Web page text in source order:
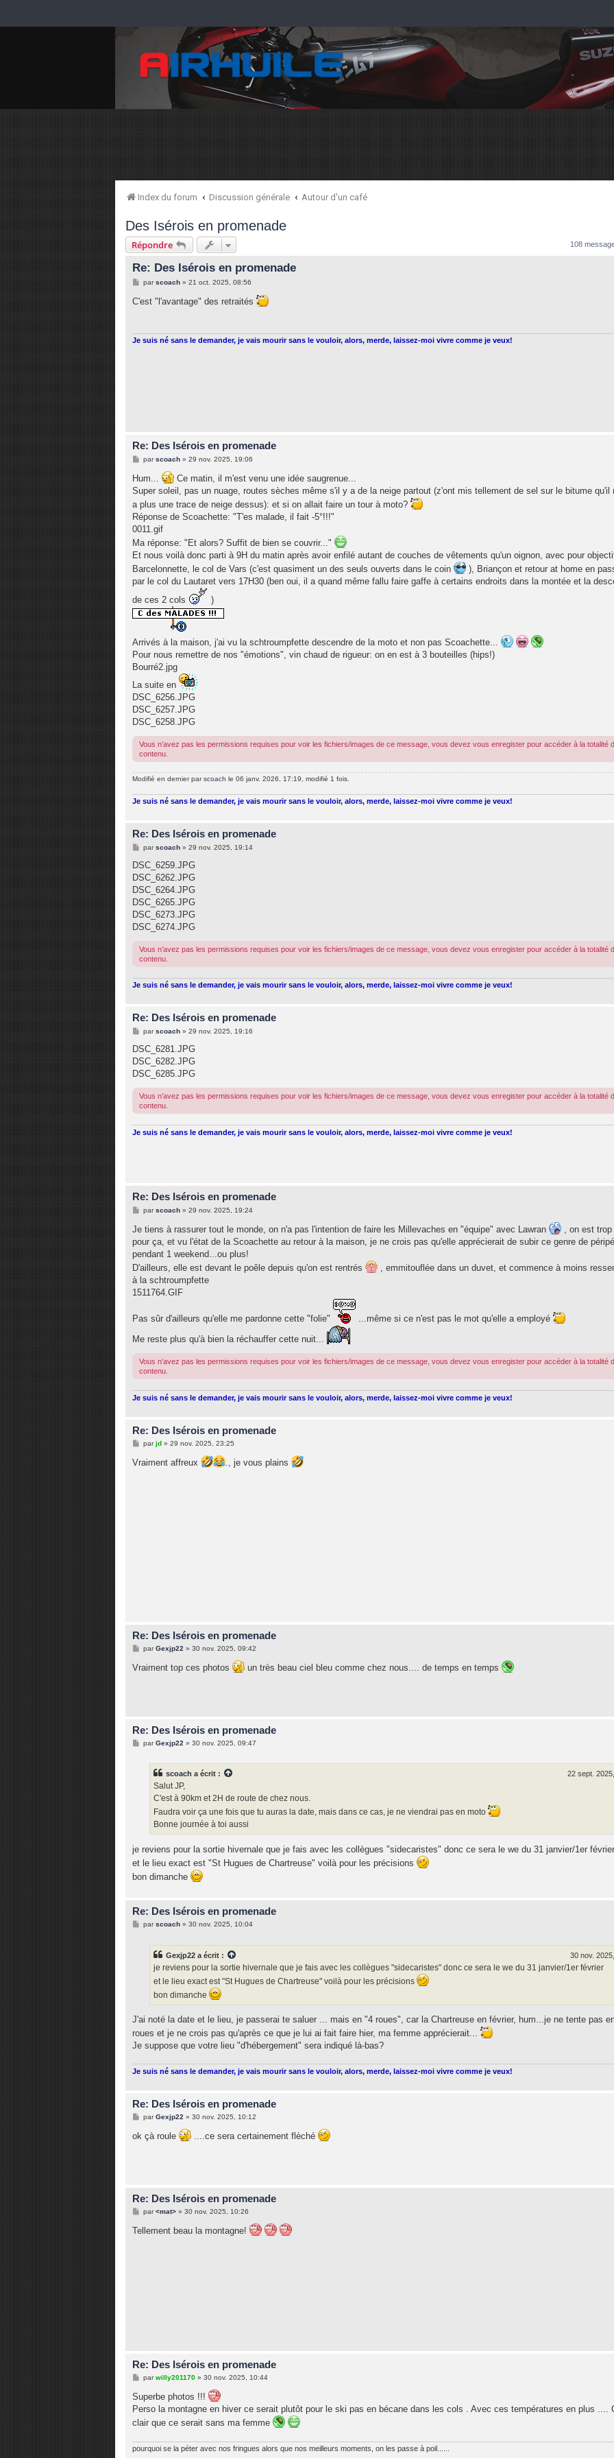
Index du forum Discussion générale Autour d'un café
Des Isérois en promenade
Répondre 108
Re: Des Isérois en promenade
M
s
parscoach» 21 oct. 2025, 08:56
C'est "l'avantage" des retraités
Je suis né sans le demander, je vais mourir sans le vouloir, alors, merde, laissez-moi vivre comme je veux!
Re: Des Isérois en promenade
M
s
a
e
parscoach» 29 nov. 2025, 19:06
Hum...
Ce matin, il m'est venu une idée saugrenue...
Super soleil, pas un nuage, routes sèches même s'il y a de la neige partout (z'ont mis tellement de sel sur le bitume qu'il
a plus une trace de neige dessus): et si on allait faire un tour à moto?
Réponse de Scoachette: "T'es malade, il fait -5°!!!"
0011.gif
Ma réponse: "Et alors? Suffit de bien se couvrir..."
Et nous voilà donc parti à 9H du matin après avoir enfilé autant de couches de vêtements qu'un oignon, avec pour
Barcelonnette, le col de Vars (c'est quasiment un des seuls ouverts dans le coin
), Briançon et retour at home en
par le col du Lautaret vers 17H30 (ben oui, il a quand même fallu faire gaffe à certains endroits dans la montée et la
de ces 2 cols
)
Arrivés à la maison, j'ai vu la schtroumpfette descendre de la moto et non pas Scoachette...
Pour nous remettre de nos "émotions", vin chaud de rigueur: on en est à 3 bouteilles (hips!)
Bourré2.jpg
La suite en
DSC_6256.JPG
DSC_6257.JPG
DSC_6258.JPG
Vous n’avez pas les permissions requises pour voir les fichiers/images de ce message, vous devez vous enregister pour accéder à la totalité
contenu.
Modifié en dernier parscoach le 06 janv. 2026, 17:19, modifié 1 fois.
Je suis né sans le demander, je vais mourir sans le vouloir, alors, merde, laissez-moi vivre comme je veux!
Re: Des Isérois en promenade
M
s
a
g
parscoach» 29 nov. 2025, 19:14
DSC_6259.JPG
DSC_6262.JPG
DSC_6264.JPG
DSC_6265.JPG
DSC_6273.JPG
DSC_6274.JPG
Vous n’avez pas les permissions requises pour voir les fichiers/images de ce message, vous devez vous enregister pour accéder à la totalité
contenu.
Je suis né sans le demander, je vais mourir sans le vouloir, alors, merde, laissez-moi vivre comme je veux!
Re: Des Isérois en promenade
M
s
a
g
parscoach» 29 nov. 2025, 19:16
DSC_6281.JPG
DSC_6282.JPG
DSC_6285.JPG
Vous n’avez pas les permissions requises pour voir les fichiers/images de ce message, vous devez vous enregister pour accéder à la totalité
contenu.
Je suis né sans le demander, je vais mourir sans le vouloir, alors, merde, laissez-moi vivre comme je veux!
Re: Des Isérois en promenade
M
s
a
e
parscoach» 29 nov. 2025, 19:24
Je tiens à rassurer tout le monde, on n'a pas l'intention de faire les Millevaches en "équipe" avec Lawran
, on est
pour ça, et vu l'état de la Scoachette au retour à la maison, je ne crois pas qu'elle apprécierait de subir ce genre de
pendant 1 weekend...ou plus!
D'ailleurs, elle est devant le poêle depuis qu'on est rentrés
, emmitouflée dans un duvet, et commence à moins
à la schtroumpfette
1511764.GIF
Pas sûr d'ailleurs qu'elle me pardonne cette "folie"
...même si ce n'est pas le mot qu'elle a employé
Me reste plus qu'à bien la réchauffer cette nuit...
Vous n’avez pas les permissions requises pour voir les fichiers/images de ce message, vous devez vous enregister pour accéder à la totalité
contenu.
Je suis né sans le demander, je vais mourir sans le vouloir, alors, merde, laissez-moi vivre comme je veux!
Re: Des Isérois en promenade
M
s
parjd» 29 nov. 2025, 23:25
Vraiment affreux ., je vous plains
Re: Des Isérois en promenade
M
s
parGexjp22 » 30 nov. 2025, 09:42
Vraiment top ces photos un très beau ciel bleu comme chez nous.... de temps en temps
Re: Des Isérois en promenade
MparGexjp22 » 30 nov. 2025, 09:47
scoach a écrit : 22 sept.
Salut JP,
C'est à 90km et 2H de route de chez nous.
Faudra voir ça une fois que tu auras la date, mais dans ce cas, je ne viendrai pas en moto
Bonne journée à toi aussi
je reviens pour la sortie hivernale que je fais avec les collègues "sidecaristes" donc ce sera le we du 31 janvier/1er février
et le lieu exact est "St Hugues de Chartreuse" voilà pour les précisions
bon dimanche
Re: Des Isérois en promenade
Mparscoach» 30 nov. 2025, 10:04
Gexjp22 a écrit : 30 nov.
je reviens pour la sortie hivernale que je fais avec les collègues "sidecaristes" donc ce sera le we du 31 janvier/1er février
et le lieu exact est "St Hugues de Chartreuse" voilà pour les précisions
bon dimanche
J'ai noté la date et le lieu, je passerai te saluer ... mais en "4 roues", car la Chartreuse en février, hum...je ne tente pas
roues et je ne crois pas qu'après ce que je lui ai fait faire hier, ma femme apprécierait...
Je suppose que votre lieu "d'hébergement" sera indiqué là-bas?
Je suis né sans le demander, je vais mourir sans le vouloir, alors, merde, laissez-moi vivre comme je veux!
Re: Des Isérois en promenade
M
s
parGexjp22 » 30 nov. 2025, 10:12
ok çà roule ....ce sera certainement flèché
Re: Des Isérois en promenade
M
s
s
par<mat>» 30 nov. 2025, 10:26
Tellement beau la montagne!
Re: Des Isérois en promenade
M
s
a
g
e
parwilly201170» 30 nov. 2025, 10:44
Superbe photos !!!
Perso la montagne en hiver ce serait plutôt pour le ski pas en bécane dans les cols . Avec ces températures en plus ....
clair que ce serait sans ma femme
pourquoi se la péter avec nos fringues alors que nos meilleurs moments, on les passe à poil......